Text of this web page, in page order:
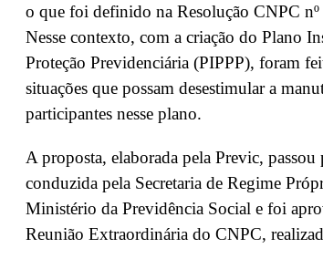
o que foi definido na Resolução CNPC
Nesse contexto, com a criação do Plano
Proteção Previdenciária (PIPPP), foram
situações que possam desestimular a
participantes nesse plano.
A proposta, elaborada pela Previc,
conduzida pela Secretaria de Regime
Ministério da Previdência Social e foi
Reunião Extraordinária do CNPC,